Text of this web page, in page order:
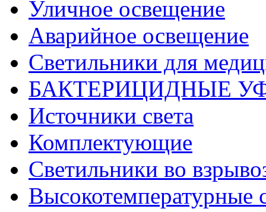
Уличное освещение
Аварийное освещение
Светильники для
БАКТЕРИЦИДНЫЕ
Источники света
Комплектующие
Светильники во
Высокотемпературные